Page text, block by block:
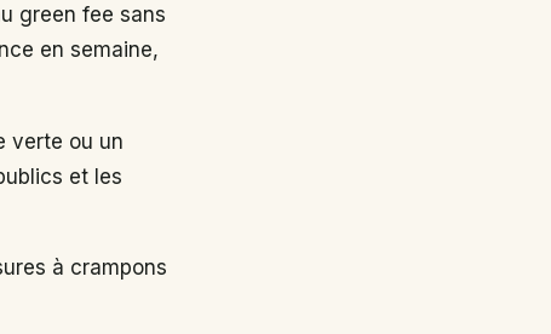
green fee sans
en semaine,
verte ou un
et les
à crampons